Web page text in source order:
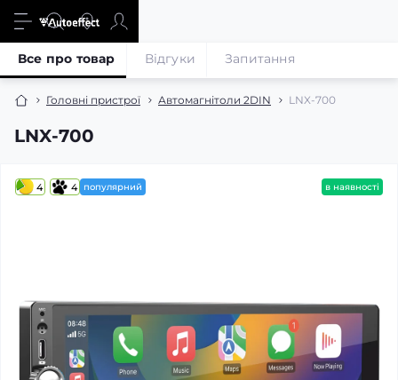
Головні пристрої Автомагнітоли 2DIN LNX-700
LNX-700
Все про товар Відгуки Запитання
4 4 популярний в наявності